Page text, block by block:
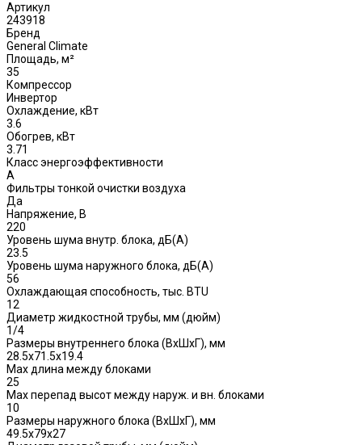
Артикул
243918
Бренд
General Climate
Площадь, м²
35
Компрессор
Инвертор
Охлаждение, кВт
3.6
Обогрев, кВт
3.71
Класс энергоэффективности
A
Фильтры тонкой очистки воздуха
Да
Напряжение, В
220
Уровень шума внутр. блока, дБ(А)
23.5
Уровень шума наружного блока, дБ(A)
56
Охлаждающая способность, тыс. BTU
12
Диаметр жидкостной трубы, мм (дюйм)
1/4
Размеры внутреннего блока (ВхШхГ), мм
28.5x71.5x19.4
Max длина между блоками
25
Max перепад высот между наруж. и вн. блоками
10
Размеры наружного блока (ВхШхГ), мм
49.5x79x27